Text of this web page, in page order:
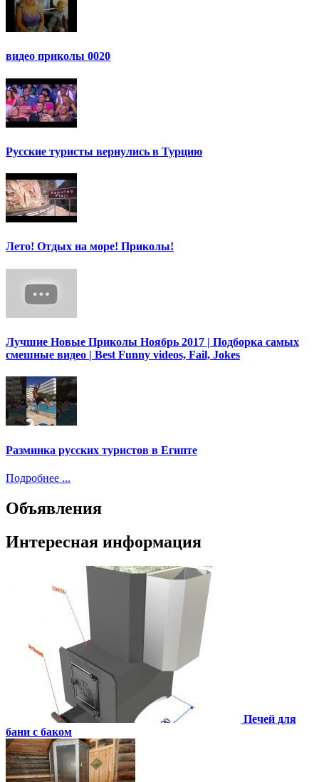
видео приколы 0020
Русские туристы вернулись в Турцию
Лето! Отдых на море! Приколы!
Лучшие Новые Приколы Ноябрь 2017 | Подборка самых
смешные видео | Best Funny videos, Fail, Jokes
Разминка русских туристов в Египте
Подробнее ...
Объявления
Интересная информация
Печей для
бани с баком